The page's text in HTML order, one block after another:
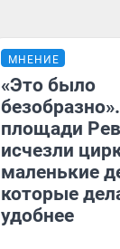
МНЕНИЕ
«Это было
площади
исчезли
маленькие
которые
удобнее